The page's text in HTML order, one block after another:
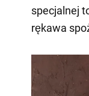
specjalnej
rękawa